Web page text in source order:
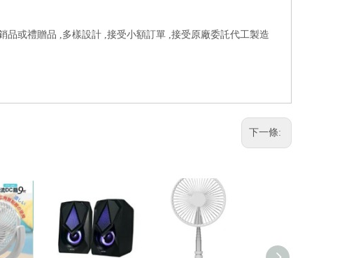
或禮贈品 ,多樣設計 ,接受小額訂單 ,接受原廠委託代工製造
下一條: